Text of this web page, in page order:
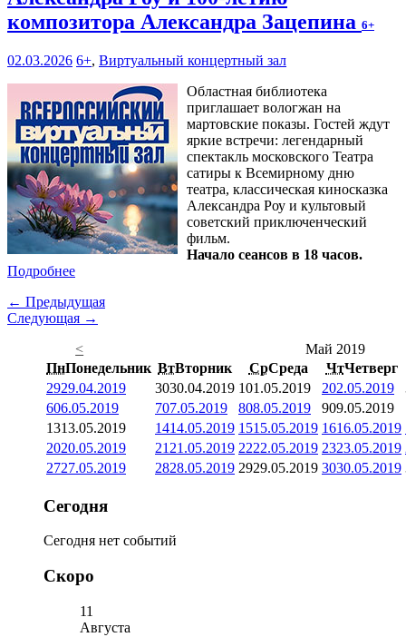
композитора Александра Зацепина 6+
02.03.2026 6+, Виртуальный концертный зал
Областная библиотека
приглашает вологжан на
мартовские показы. Гостей ждут
яркие встречи: легендарный
спектакль московского Театра
сатиры к Всемирному дню
театра, классическая киносказка
Александра Роу и культовый
советский приключенческий
фильм.
Начало сеансов в 18 часов.
Подробнее
← Предыдущая
Следующая →
<
Май 2019
ПнПонедельник ВтВторник СрСреда ЧтЧетверг
2929.04.2019 3030.04.2019 101.05.2019 202.05.2019
606.05.2019 707.05.2019 808.05.2019 909.05.2019
1313.05.2019 1414.05.2019 1515.05.2019 1616.05.2019
2020.05.2019 21 21.05.2019 2222.05.2019 2323.05.2019
2727.05.2019 2828.05.2019 2929.05.2019 3030.05.2019
Сегодня
Сегодня нет событий
Скоро
11
Августа